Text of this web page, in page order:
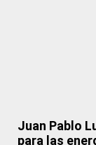
Juan Pablo
para las